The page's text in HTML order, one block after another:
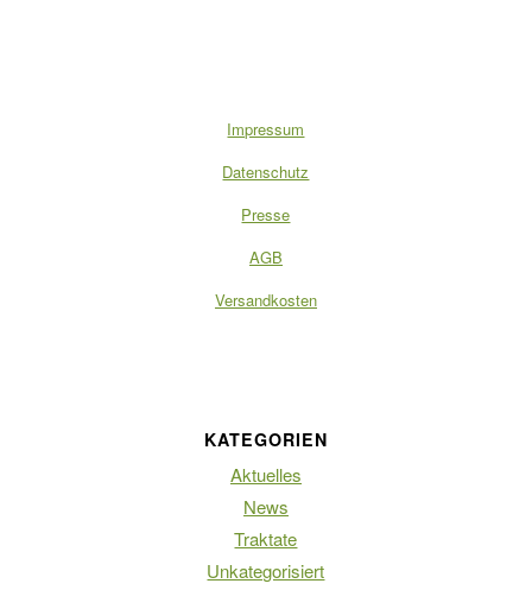
Impressum
Datenschutz
Presse
AGB
Versandkosten
KATEGORIEN
Aktuelles
News
Traktate
Unkategorisiert